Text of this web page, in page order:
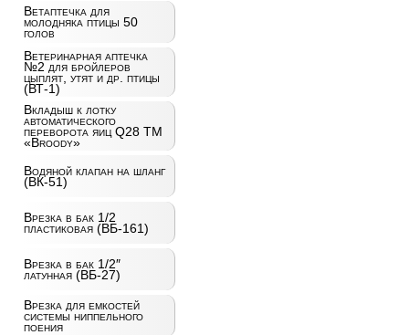
Ветаптечка для
молодняка птицы 50
голов
Ветеринарная аптечка
№2 для бройлеров
цыплят, утят и др. птицы
(ВТ-1)
Вкладыш к лотку
автоматического
переворота яиц Q28 ТМ
«Broody»
Водяной клапан на шланг
(ВК-51)
Врезка в бак 1/2
пластиковая (ВБ-161)
Врезка в бак 1/2″
латунная (ВБ-27)
Врезка для емкостей
системы ниппельного
поения